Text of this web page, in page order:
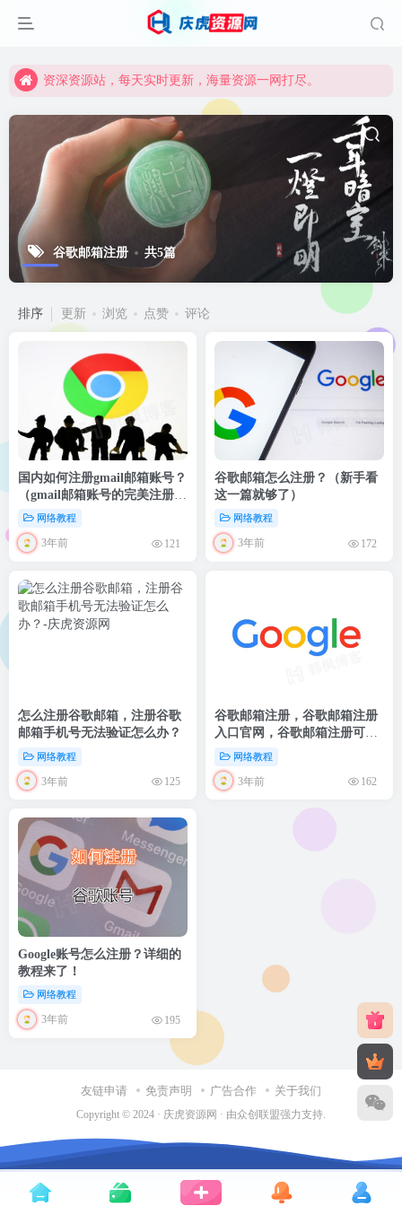
资深资源站，每天实时更新，海量资源一网打尽。
资深资源站，每天实时更新，海量资源一网打尽。
【启明网】找项目 + 低成本创业 + 减少信息差 + 见识各种项目 + 提升网创认知。
谷歌邮箱注册 共5篇
排序 更新 浏览 点赞 评论
国内如何注册gmail邮箱账号？
（gmail邮箱账号的完美注册教
程）网络教程
3年前 121
谷歌邮箱怎么注册？（新手看
这一篇就够了）
网络教程
3年前 172
怎么注册谷歌邮箱，注册谷歌
邮箱手机号无法验证怎么办？
网络教程
3年前 125
谷歌邮箱注册，谷歌邮箱注册
入口官网，谷歌邮箱注册可以
用中国号码吗
网络教程
3年前 162
Google账号怎么注册？详细的
教程来了！
网络教程
3年前 195
友链申请 免责声明 广告合作 关于我们
Copyright © 2024 · 庆虎资源网 · 由众创联盟强力支持.